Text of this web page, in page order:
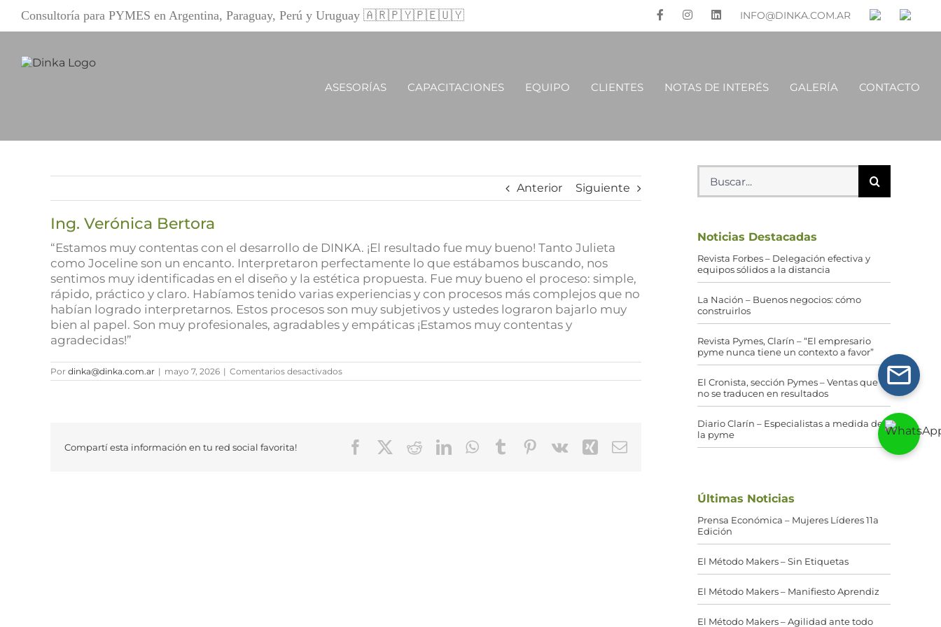
contenido
Consultoría para PYMES en Argentina, Paraguay, Perú y Uruguay 🇦🇷🇵🇾🇵🇪🇺🇾 INFO@DINKA.COM.AR
ASESORÍAS CAPACITACIONES EQUIPO CLIENTES NOTAS DE INTERÉS GALERÍA CONTACTO
Anterior Siguiente
Ing. Verónica Bertora
“Estamos muy contentas con el desarrollo de DINKA. ¡El resultado fue muy bueno! Tanto Julieta
como Joceline son un encanto. Interpretaron perfectamente lo que estábamos buscando, nos
sentimos muy identificadas en el diseño y la estética propuesta. Fue muy bueno el proceso: simple,
rápido, práctico y claro. Habíamos tenido varias experiencias y con procesos más complejos que no
habían logrado interpretarnos. Estos procesos son muy subjetivos y ustedes lograron bajarlo muy
bien al papel. Son muy profesionales, agradables y empáticas ¡Estamos muy contentas y
agradecidas!”
Por dinka@dinka.com.ar | mayo 7, 2026 | Comentarios desactivadosen
Ing.
Compartí esta información en tu red social favorita! FacebookRedditLinkedInWhatsApp
TumblrPinterest
Vk XingCorreo
Buscar:
Noticias Destacadas
Revista Forbes – Delegación efectiva y
equipos sólidos a la distancia
La Nación – Buenos negocios: cómo
construirlos
Revista Pymes, Clarín – “El empresario
pyme nunca tiene un contexto a favor”
El Cronista, sección Pymes – Ventas que
no se traducen en resultados
Diario Clarín – Especialistas a medida de
la pyme
Últimas Noticias
Prensa Económica – Mujeres Líderes 11a
Edición
El Método Makers – Sin Etiquetas
El Método Makers – Manifiesto Aprendiz
El Método Makers – Agilidad ante todo